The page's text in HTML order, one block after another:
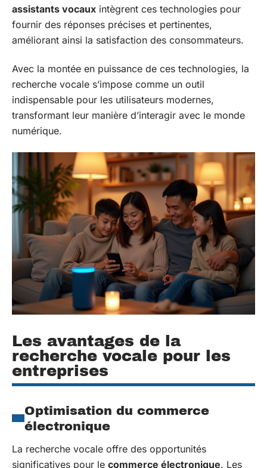
assistants vocaux intègrent ces technologies pour
fournir des réponses précises et pertinentes,
améliorant ainsi la satisfaction des consommateurs.
Avec la montée en puissance de ces technologies, la
recherche vocale s’impose comme un outil
indispensable pour les utilisateurs modernes,
transformant leur manière d’interagir avec le monde
numérique.
Les avantages de la
recherche vocale pour les
entreprises
Optimisation du commerce
électronique
La recherche vocale offre des opportunités
significatives pour le commerce électronique. Les